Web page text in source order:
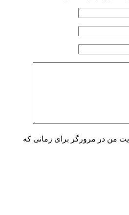
در مرورگر برای زمانی که